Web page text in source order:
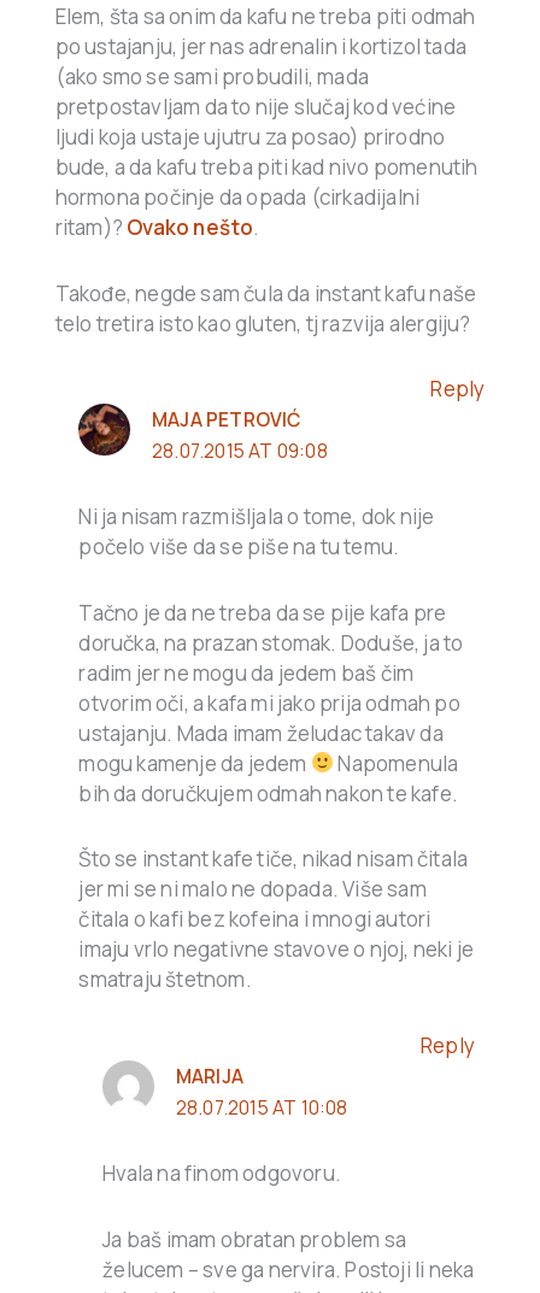
Elem, šta sa onim da kafu ne treba piti odmah
po ustajanju, jer nas adrenalin i kortizol tada
(ako smo se sami probudili, mada
pretpostavljam da to nije slučaj kod većine
ljudi koja ustaje ujutru za posao) prirodno
bude, a da kafu treba piti kad nivo pomenutih
hormona počinje da opada (cirkadijalni
ritam)? Ovako nešto.
Takođe, negde sam čula da instant kafu naše
telo tretira isto kao gluten, tj razvija alergiju?
Reply
MAJA PETROVIĆ
28.07.2015 AT 09:08
Ni ja nisam razmišljala o tome, dok nije
počelo više da se piše na tu temu.
Tačno je da ne treba da se pije kafa pre
doručka, na prazan stomak. Doduše, ja to
radim jer ne mogu da jedem baš čim
otvorim oči, a kafa mi jako prija odmah po
ustajanju. Mada imam želudac takav da
mogu kamenje da jedem
Napomenula
bih da doručkujem odmah nakon te kafe.
Što se instant kafe tiče, nikad nisam čitala
jer mi se ni malo ne dopada. Više sam
čitala o kafi bez kofeina i mnogi autori
imaju vrlo negativne stavove o njoj, neki je
smatraju štetnom.
Reply
MARIJA
28.07.2015 AT 10:08
Hvala na finom odgovoru.
Ja baš imam obratan problem sa
želucem – sve ga nervira. Postoji li neka